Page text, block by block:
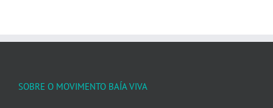
SOBRE O MOVIMENTO BAÍA VIVA